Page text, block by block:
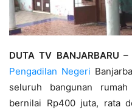
DUTA TV BANJARBARU –
Pengadilan Negeri
seluruh bangunan
bernilai Rp400 juta, rata